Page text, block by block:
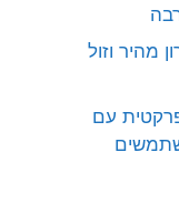
מהיר וזול
עם